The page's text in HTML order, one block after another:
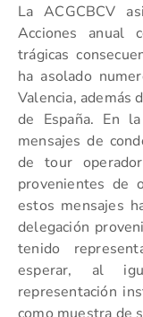
La ACGCBCV
Acciones anual
trágicas
ha asolado
Valencia, además
de España. En
mensajes de
de tour
provenientes de
estos mensajes
delegación
tenido
esperar, al
representación
como muestra de